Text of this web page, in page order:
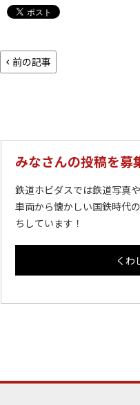
前の記事
みなさんの投稿を募
鉄道ホビダスでは鉄道写真
車両から懐かしい国鉄時代
ちしています！
くわ